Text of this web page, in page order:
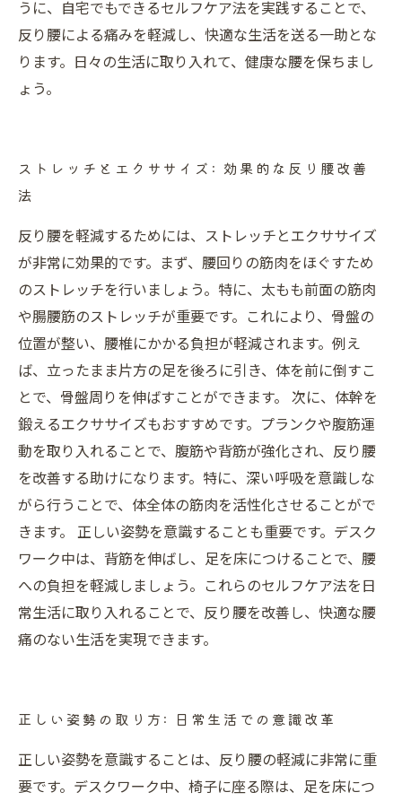
うに、自宅でもできるセルフケア法を実践することで、
反り腰による痛みを軽減し、快適な生活を送る一助とな
ります。日々の生活に取り入れて、健康な腰を保ちまし
ょう。
ストレッチとエクササイズ: 効果的な反り腰改善
法
反り腰を軽減するためには、ストレッチとエクササイズ
が非常に効果的です。まず、腰回りの筋肉をほぐすため
のストレッチを行いましょう。特に、太もも前面の筋肉
や腸腰筋のストレッチが重要です。これにより、骨盤の
位置が整い、腰椎にかかる負担が軽減されます。例え
ば、立ったまま片方の足を後ろに引き、体を前に倒すこ
とで、骨盤周りを伸ばすことができます。 次に、体幹を
鍛えるエクササイズもおすすめです。プランクや腹筋運
動を取り入れることで、腹筋や背筋が強化され、反り腰
を改善する助けになります。特に、深い呼吸を意識しな
がら行うことで、体全体の筋肉を活性化させることがで
きます。 正しい姿勢を意識することも重要です。デスク
ワーク中は、背筋を伸ばし、足を床につけることで、腰
への負担を軽減しましょう。これらのセルフケア法を日
常生活に取り入れることで、反り腰を改善し、快適な腰
痛のない生活を実現できます。
正しい姿勢の取り方: 日常生活での意識改革
正しい姿勢を意識することは、反り腰の軽減に非常に重
要です。デスクワーク中、椅子に座る際は、足を床につ